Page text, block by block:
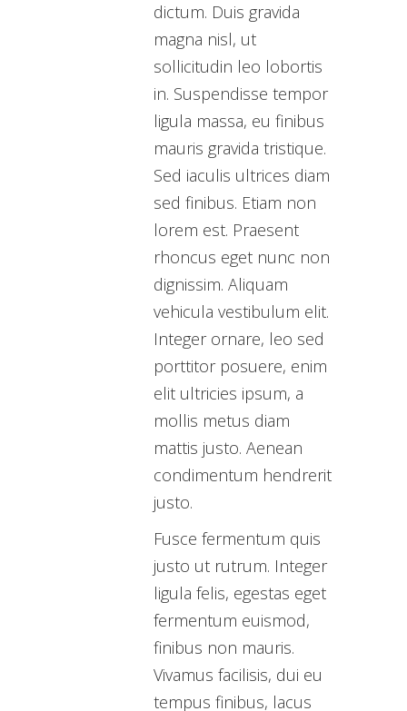
dictum. Duis gravida
magna nisl, ut
sollicitudin leo lobortis
in. Suspendisse tempor
ligula massa, eu finibus
mauris gravida tristique.
Sed iaculis ultrices diam
sed finibus. Etiam non
lorem est. Praesent
rhoncus eget nunc non
dignissim. Aliquam
vehicula vestibulum elit.
Integer ornare, leo sed
porttitor posuere, enim
elit ultricies ipsum, a
mollis metus diam
mattis justo. Aenean
condimentum hendrerit
justo.
Fusce fermentum quis
justo ut rutrum. Integer
ligula felis, egestas eget
fermentum euismod,
finibus non mauris.
Vivamus facilisis, dui eu
tempus finibus, lacus